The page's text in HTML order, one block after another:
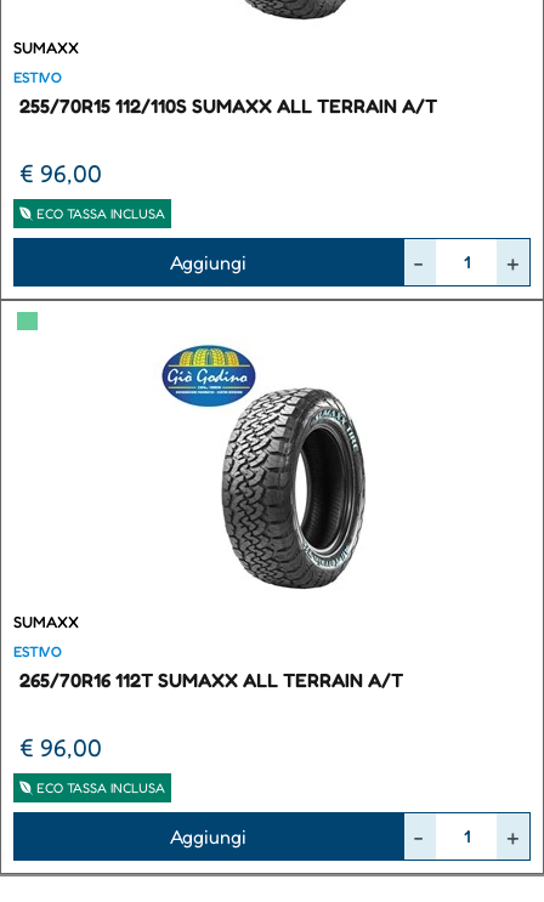
SUMAXX
ESTIVO
255/70R15 112/110S SUMAXX ALL TERRAIN A/T
€ 96,00
ECO TASSA INCLUSA
Aggiungi
▀
SUMAXX
ESTIVO
265/70R16 112T SUMAXX ALL TERRAIN A/T
€ 96,00
ECO TASSA INCLUSA
Aggiungi